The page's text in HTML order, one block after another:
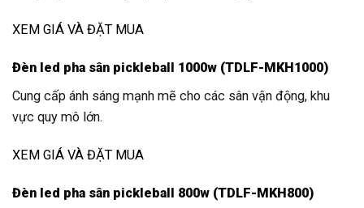
XEM GIÁ VÀ ĐẶT MUA
Đèn led pha sân pickleball 1000w (TDLF-MKH1000)
Cung cấp ánh sáng mạnh mẽ cho các sân vận động, khu
vực quy mô lớn.
XEM GIÁ VÀ ĐẶT MUA
Đèn led pha sân pickleball 800w (TDLF-MKH800)